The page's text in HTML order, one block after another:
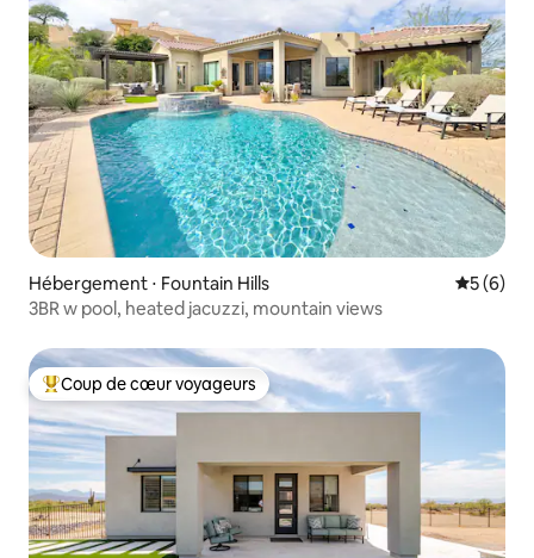
Hébergement ⋅ Fountain Hills
5 (6)
3BR w pool, heated jacuzzi, mountain views
Coups de cœur voyageurs les plus appréciés
Coup de cœur voyageurs